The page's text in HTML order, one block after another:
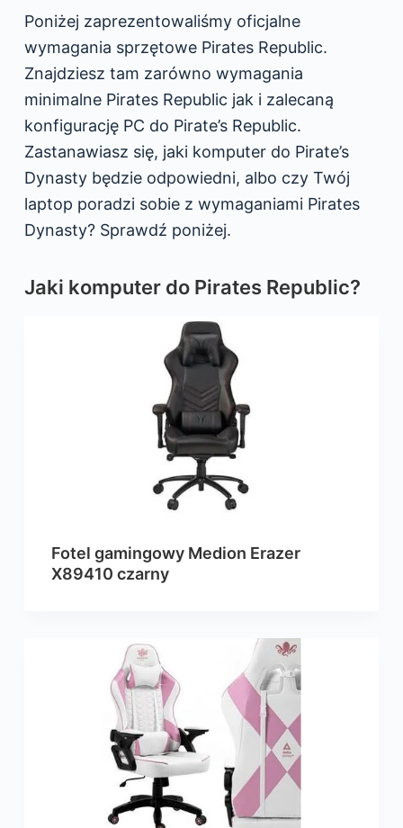
Poniżej zaprezentowaliśmy oficjalne
wymagania sprzętowe Pirates Republic.
Znajdziesz tam zarówno wymagania
minimalne Pirates Republic jak i zalecaną
konfigurację PC do Pirate’s Republic.
Zastanawiasz się, jaki komputer do Pirate’s
Dynasty będzie odpowiedni, albo czy Twój
laptop poradzi sobie z wymaganiami Pirates
Dynasty? Sprawdź poniżej.
Jaki komputer do Pirates Republic?
Fotel gamingowy Medion Erazer
X89410 czarny